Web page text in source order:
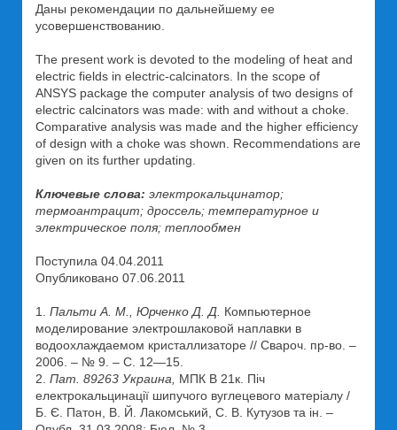
Даны рекомендации по дальнейшему ее
усовершенствованию.
The present work is devoted to the modeling of heat and
electric fields in electric-calcinators. In the scope of
ANSYS package the computer analysis of two designs of
electric calcinators was made: with and without a choke.
Comparative analysis was made and the higher efficiency
of design with a choke was shown. Recommendations are
given on its further updating.
Ключевые слова: электрокальцинатор;
термоантрацит; дроссель; температурное и
электрическое поля; теплообмен
Поступила 04.04.2011
Опубликовано 07.06.2011
1. Пальти А. М., Юрченко Д. Д. Компьютерное
моделирование электрошлаковой наплавки в
водоохлаждаемом кристаллизаторе // Свароч. пр-во. –
2006. – № 9. – С. 12—15.
2. Пат. 89263 Украина,
МПК В 21к. Піч
електрокальцинації шипучого вуглецевого матеріалу /
Б. Є. Патон, В. Й. Лакомський, С. В. Кутузов та ін. –